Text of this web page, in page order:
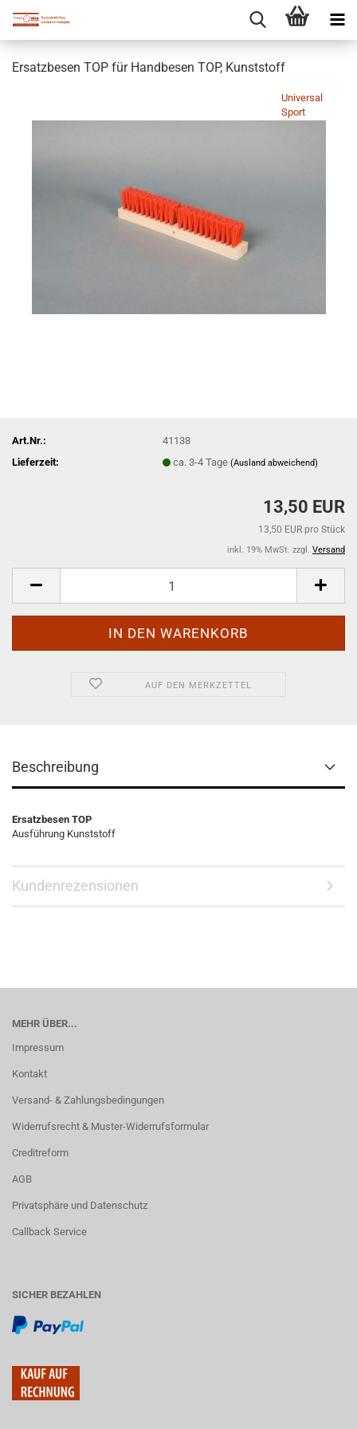
Ersatzbesen TOP für Handbesen TOP, Kunststoff
Universal
Sport
Art.Nr.:
41138
Lieferzeit:
ca. 3-4 Tage(Ausland abweichend)
13,50 EUR
13,50 EUR pro Stück
inkl. 19% MwSt. zzgl. Versand
AUF DEN MERKZETTEL
Beschreibung
Ersatzbesen TOP
Ausführung Kunststoff
Kundenrezensionen
MEHR ÜBER...
Impressum
Kontakt
Versand- & Zahlungsbedingungen
Widerrufsrecht & Muster-Widerrufsformular
Creditreform
AGB
Privatsphäre und Datenschutz
Callback Service
SICHER BEZAHLEN